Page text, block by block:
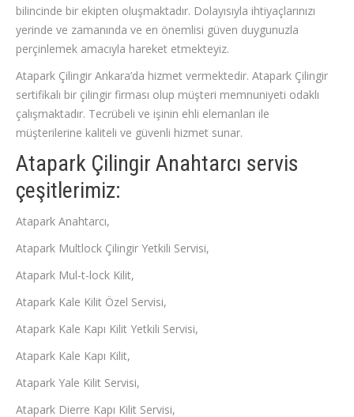
bilincinde bir ekipten oluşmaktadır. Dolayısıyla ihtiyaçlarınızı
yerinde ve zamanında ve en önemlisi güven duygunuzla
perçinlemek amacıyla hareket etmekteyiz.
Atapark Çilingir Ankara’da hizmet vermektedir. Atapark Çilingir
sertifikalı bir çilingir firması olup müşteri memnuniyeti odaklı
çalışmaktadır. Tecrübeli ve işinin ehli elemanları ile
müşterilerine kaliteli ve güvenli hizmet sunar.
Atapark Çilingir Anahtarcı servis
çeşitlerimiz:
Atapark Anahtarcı,
Atapark Multlock Çilingir Yetkili Servisi,
Atapark Mul-t-lock Kilit,
Atapark Kale Kilit Özel Servisi,
Atapark Kale Kapı Kilit Yetkili Servisi,
Atapark Kale Kapı Kilit,
Atapark Yale Kilit Servisi,
Atapark Dierre Kapı Kilit Servisi,